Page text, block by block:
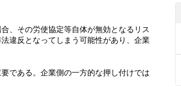
、その労使協定等自体が無効となるリス
違反となってしまう可能性があり、企業
である。企業側の一方的な押し付けでは